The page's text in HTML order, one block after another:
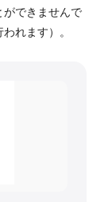
できませんで
れます）。